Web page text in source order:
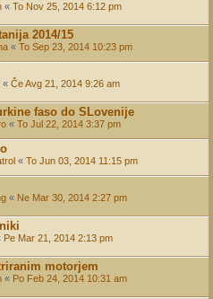
« To Nov 25, 2014 6:12 pm
2014/15
« To Sep 23, 2014 10:23 pm
« Če Avg 21, 2014 9:26 am
faso do SLovenije
« To Jul 22, 2014 3:37 pm
« To Jun 03, 2014 11:15 pm
« Ne Mar 30, 2014 2:27 pm
Pe Mar 21, 2014 2:13 pm
motorjem
« Po Feb 24, 2014 10:31 am